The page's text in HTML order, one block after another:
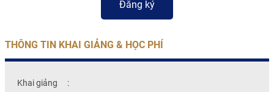
THÔNG TIN KHAI GIẢNG & HỌC PHÍ
Khai giảng
: